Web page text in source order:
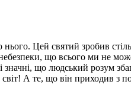
Цей святий зробив
що всього ми не
значні, що людський розум
А те, що він приходив з